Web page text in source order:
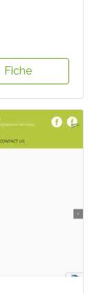
Fiche